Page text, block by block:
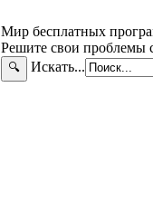
Мир бесплатных
Решите свои проблемы
🔍 Искать...